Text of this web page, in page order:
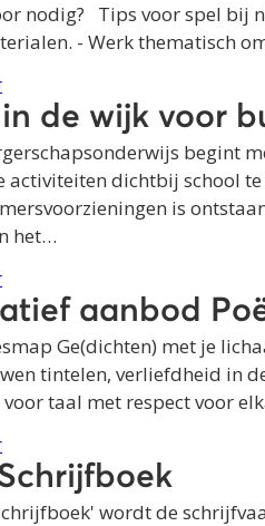
nodig? Tips voor spel bij
- Werk thematisch
de wijk voor
begint
activiteiten dichtbij school
is
het…
aanbod
Ge(dichten) met je
tintelen, verliefdheid in
taal met respect voor
wordt de